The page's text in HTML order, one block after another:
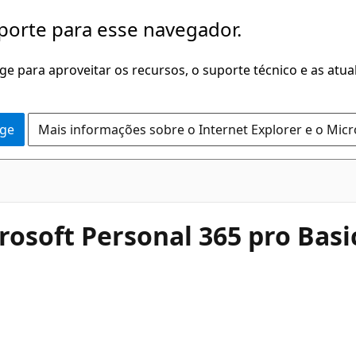
para esse navegador.
para aproveitar os recursos, o suporte técnico e as
Mais informações sobre o Internet Explorer e o
Personal 365 pro